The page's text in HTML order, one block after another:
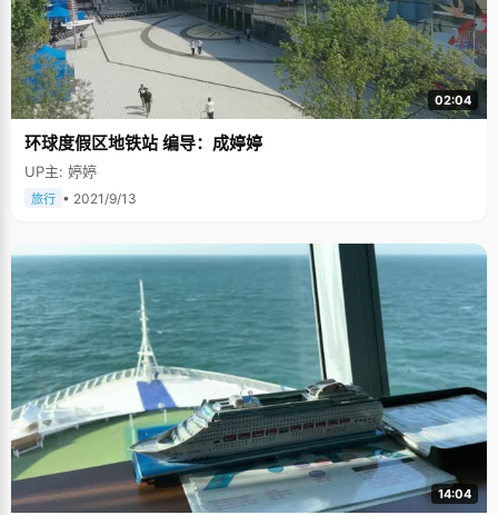
02:04
环球度假区地铁站 编导：成婷婷
UP主: 婷婷
旅行 • 2021/9/13
14:04